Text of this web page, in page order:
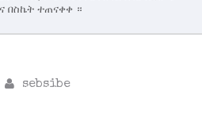
በስኬት ተጠናቀቀ ።
sebsibe